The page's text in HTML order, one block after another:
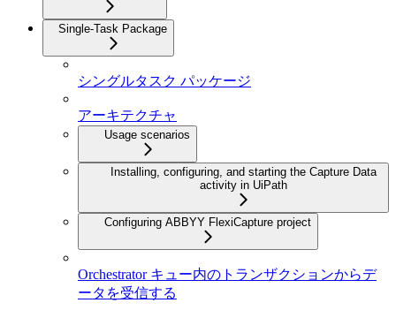
Single-Task Package
シングルタスク パッケージ
アーキテクチャ
Usage scenarios
Installing, configuring, and starting the Capture Data
activity in UiPath
Configuring ABBYY FlexiCapture project
Orchestrator キュー内のトランザクションからデ
ータを受信する